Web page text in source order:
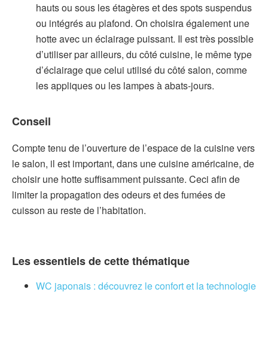
hauts ou sous les étagères et des spots suspendus
ou intégrés au plafond. On choisira également une
hotte avec un éclairage puissant. Il est très possible
d’utiliser par ailleurs, du côté cuisine, le même type
d’éclairage que celui utilisé du côté salon, comme
les appliques ou les lampes à abats-jours.
Conseil
Compte tenu de l’ouverture de l’espace de la cuisine vers
le salon, il est important, dans une cuisine américaine, de
choisir une hotte suffisamment puissante. Ceci afin de
limiter la propagation des odeurs et des fumées de
cuisson au reste de l’habitation.
Les essentiels de cette thématique
WC japonais : découvrez le confort et la technologie